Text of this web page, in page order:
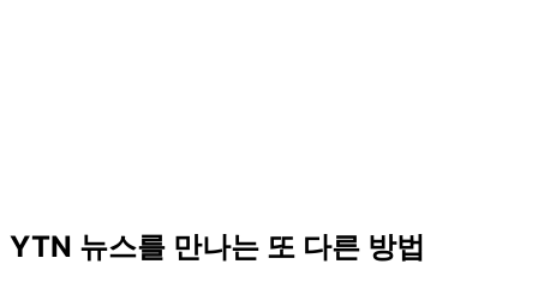
YTN 뉴스를 만나는 또 다른 방법